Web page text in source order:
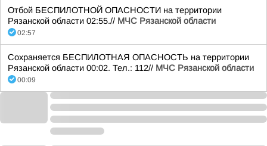
Отбой БЕСПИЛОТНОЙ ОПАСНОСТИ на территории
Рязанской области 02:55.// МЧС Рязанской области
02:57
Сохраняется БЕСПИЛОТНАЯ ОПАСНОСТЬ на территории
Рязанской области 00:02. Тел.: 112// МЧС Рязанской области
00:09